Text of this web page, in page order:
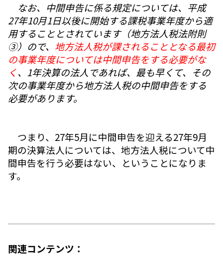
なお、中間申告に係る規定については、平成
27年10月1日以後に開始する課税事業年度から適
用することとされています（地方法人税法附則
③）ので、 地方法人税が課されることとなる最初
の事業年度については中間申告をする必要がな
く、1年決算の法人であれば、最も早くて、その
次の事業年度から地方法人税の中間申告をする
必要があります。
つまり、27年5月に中間申告を迎える27年9月
期の決算法人については、地方法人税について中
間申告を行う必要はない、ということになりま
す。
関連コンテンツ：